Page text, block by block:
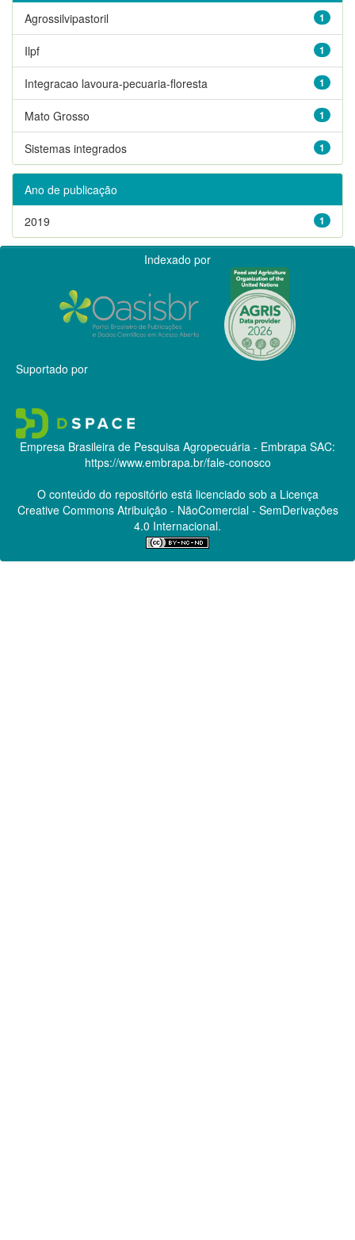
1
Agrossilvipastoril
1
Ilpf
1
Integracao lavoura-pecuaria-floresta
1
Mato Grosso
1
Sistemas integrados
Ano de publicação
1
2019
Indexado por
Suportado por
Empresa Brasileira de Pesquisa Agropecuária - Embrapa SAC:
https://www.embrapa.br/fale-conosco
O conteúdo do repositório está licenciado sob a Licença
Creative CommonsAtribuição - NãoComercial - SemDerivações
4.0 Internacional.